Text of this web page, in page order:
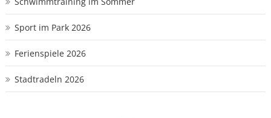
Sport im Park 2026
Ferienspiele 2026
Stadtradeln 2026